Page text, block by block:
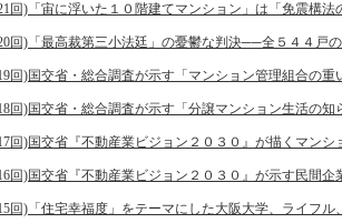
回)「宙に浮いた１０階建てマンション」は「免震構法
回)「最高裁第三小法廷」の憂鬱な判決──全５４４戸
回)国交省・総合調査が示す「マンション管理組合の重
回)国交省・総合調査が示す「分譲マンション生活の知
回)国交省『不動産業ビジョン２０３０』が描くマン
回)国交省『不動産業ビジョン２０３０』が示す民間企
回)「住宅幸福度」をテーマにした大阪大学、ライフル